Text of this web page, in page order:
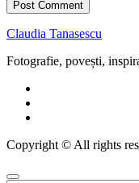
Claudia Tanasescu
Fotografie, povești,
Copyright © All rights